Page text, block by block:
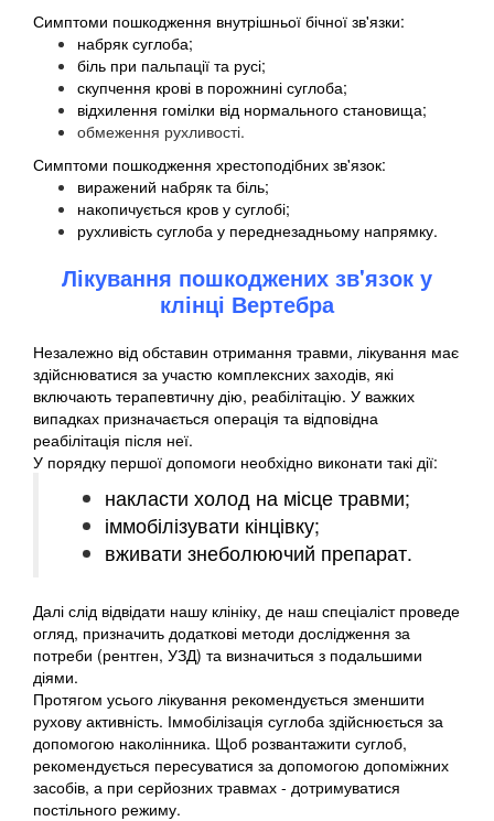
Симптоми пошкодження внутрішньої бічної зв'язки:
набряк суглоба;
біль при пальпації та русі;
скупчення крові в порожнині суглоба;
відхилення гомілки від нормального становища;
обмеження рухливості.
Симптоми пошкодження хрестоподібних зв'язок:
виражений набряк та біль;
накопичується кров у суглобі;
рухливість суглоба у переднезадньому напрямку.
Лікування пошкоджених зв'язок у
клінці Вертебра
Незалежно від обставин отримання травми, лікування має
здійснюватися за участю комплексних заходів, які
включають терапевтичну дію, реабілітацію. У важких
випадках призначається операція та відповідна
реабілітація після неї.
У порядку першої допомоги необхідно виконати такі дії:
накласти холод на місце травми;
іммобілізувати кінцівку;
вживати знеболюючий препарат.
Далі слід відвідати нашу клініку, де наш спеціаліст проведе
огляд, призначить додаткові методи дослідження за
потреби (рентген, УЗД) та визначиться з подальшими
діями.
Протягом усього лікування рекомендується зменшити
рухову активність. Іммобілізація суглоба здійснюється за
допомогою наколінника. Щоб розвантажити суглоб,
рекомендується пересуватися за допомогою допоміжних
засобів, а при серйозних травмах - дотримуватися
постільного режиму.